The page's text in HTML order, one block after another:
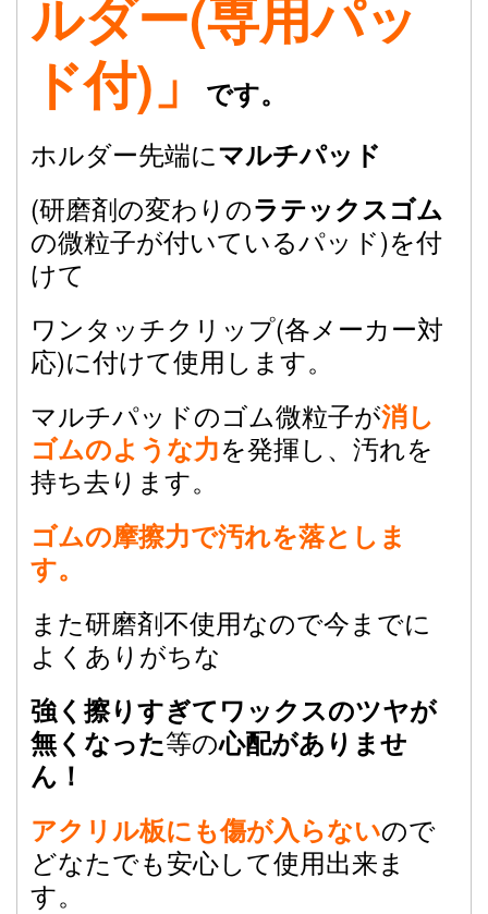
ルダー(専用パッ
ド付)」
です。
ホルダー先端にマルチパッド
(研磨剤の変わりのラテックスゴム
の微粒子が付いているパッド)を付
けて
ワンタッチクリップ(各メーカー対
応)に付けて使用します。
マルチパッドのゴム微粒子が消し
ゴムのような力を発揮し、汚れを
持ち去ります。
ゴムの摩擦力で汚れを落としま
す。
また研磨剤不使用なので今までに
よくありがちな
強く擦りすぎてワックスのツヤが
無くなった等の心配がありませ
ん！
アクリル板にも傷が入らないので
どなたでも安心して使用出来ま
す。